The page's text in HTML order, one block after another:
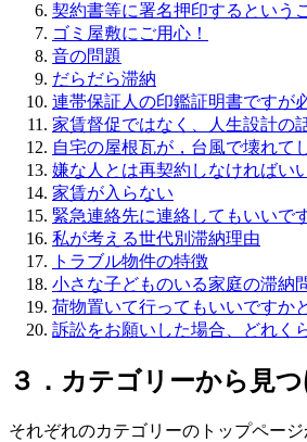
契約書等に署名押印するという
ゴミ屋敷にご用心！
音の問題
だらだら滞納
連帯保証人の印鑑証明書ですが
家賃督促ではなく、人生設計の
自宅の屋根瓦が，台風で壊れて
嫌な人とは再契約しなければい
家賃が入らない
緊急連絡先に連絡してもいいで
私が考える世代別滞納理由
トラブル物件の特徴
小さな子どものいる家庭の滞納
荷物置いて行ってもいいですか
訴訟をお願いした場合、どれく
３．カテゴリーから見
それぞれのカテゴリーのトップペー